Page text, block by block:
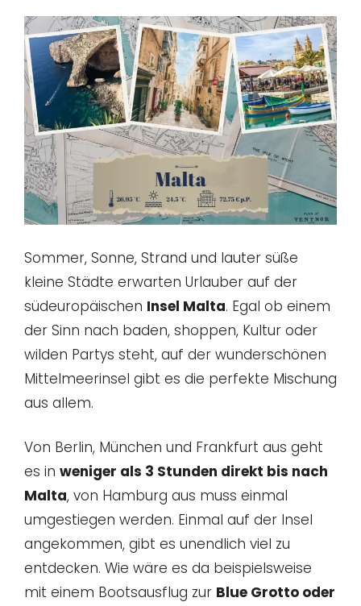
Sommer, Sonne, Strand und lauter süße
kleine Städte erwarten Urlauber auf der
südeuropäischen Insel Malta. Egal ob einem
der Sinn nach baden, shoppen, Kultur oder
wilden Partys steht, auf der wunderschönen
Mittelmeerinsel gibt es die perfekte Mischung
aus allem.
Von Berlin, München und Frankfurt aus geht
es in weniger als 3 Stunden direkt bis nach
Malta, von Hamburg aus muss einmal
umgestiegen werden. Einmal auf der Insel
angekommen, gibt es unendlich viel zu
entdecken. Wie wäre es da beispielsweise
mit einem Bootsausflug zur Blue Grotto oder